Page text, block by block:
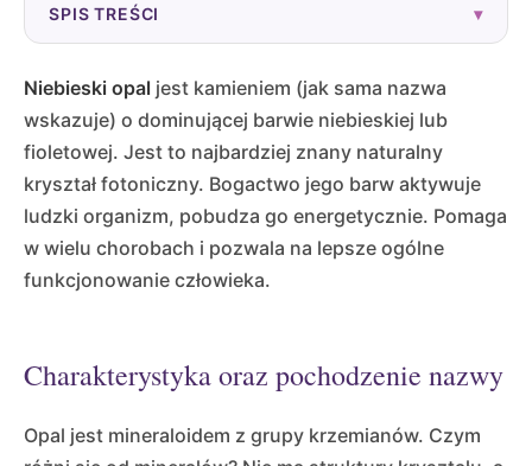
SPIS TREŚCI ▾
Niebieski opal jest kamieniem (jak sama nazwa
wskazuje) o dominującej barwie niebieskiej lub
fioletowej. Jest to najbardziej znany naturalny
kryształ fotoniczny. Bogactwo jego barw aktywuje
ludzki organizm, pobudza go energetycznie. Pomaga
w wielu chorobach i pozwala na lepsze ogólne
funkcjonowanie człowieka.
Charakterystyka oraz pochodzenie nazwy
Opal jest mineraloidem z grupy krzemianów. Czym